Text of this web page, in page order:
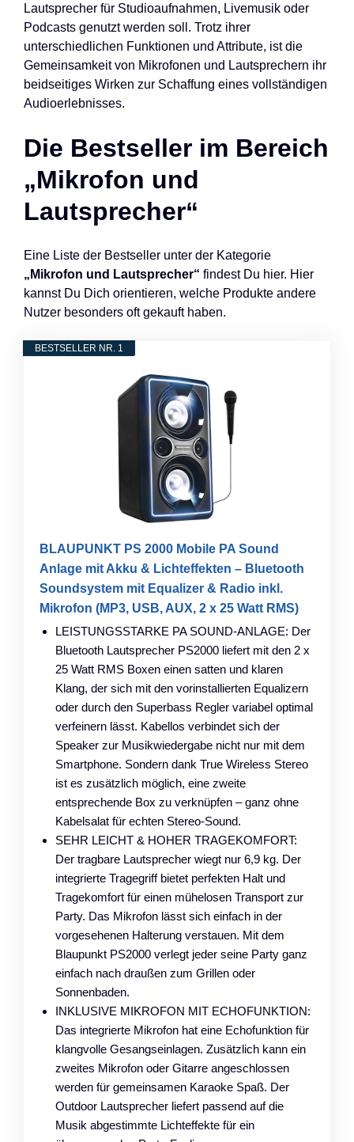
Lautsprecher für Studioaufnahmen, Livemusik oder
Podcasts genutzt werden soll. Trotz ihrer
unterschiedlichen Funktionen und Attribute, ist die
Gemeinsamkeit von Mikrofonen und Lautsprechern ihr
beidseitiges Wirken zur Schaffung eines vollständigen
Audioerlebnisses.
Die Bestseller im Bereich
„Mikrofon und
Lautsprecher“
Eine Liste der Bestseller unter der Kategorie
„Mikrofon und Lautsprecher“ findest Du hier. Hier
kannst Du Dich orientieren, welche Produkte andere
Nutzer besonders oft gekauft haben.
BESTSELLER NR. 1
BLAUPUNKT PS 2000 Mobile PA Sound
Anlage mit Akku & Lichteffekten – Bluetooth
Soundsystem mit Equalizer & Radio inkl.
Mikrofon (MP3, USB, AUX, 2 x 25 Watt RMS)
LEISTUNGSSTARKE PA SOUND-ANLAGE: Der
Bluetooth Lautsprecher PS2000 liefert mit den 2 x
25 Watt RMS Boxen einen satten und klaren
Klang, der sich mit den vorinstallierten Equalizern
oder durch den Superbass Regler variabel optimal
verfeinern lässt. Kabellos verbindet sich der
Speaker zur Musikwiedergabe nicht nur mit dem
Smartphone. Sondern dank True Wireless Stereo
ist es zusätzlich möglich, eine zweite
entsprechende Box zu verknüpfen – ganz ohne
Kabelsalat für echten Stereo-Sound.
SEHR LEICHT & HOHER TRAGEKOMFORT:
Der tragbare Lautsprecher wiegt nur 6,9 kg. Der
integrierte Tragegriff bietet perfekten Halt und
Tragekomfort für einen mühelosen Transport zur
Party. Das Mikrofon lässt sich einfach in der
vorgesehenen Halterung verstauen. Mit dem
Blaupunkt PS2000 verlegt jeder seine Party ganz
einfach nach draußen zum Grillen oder
Sonnenbaden.
INKLUSIVE MIKROFON MIT ECHOFUNKTION:
Das integrierte Mikrofon hat eine Echofunktion für
klangvolle Gesangseinlagen. Zusätzlich kann ein
zweites Mikrofon oder Gitarre angeschlossen
werden für gemeinsamen Karaoke Spaß. Der
Outdoor Lautsprecher liefert passend auf die
Musik abgestimmte Lichteffekte für ein